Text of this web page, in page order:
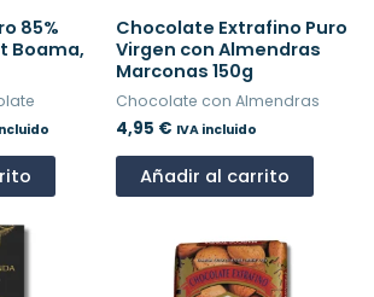
85%
Boama,
€.
Chocolate Extrafino Puro
Virgen con Almendras
Marconas 150g
Chocolate con Almendras
4,95 € IVA incluido
Añadir al carrito